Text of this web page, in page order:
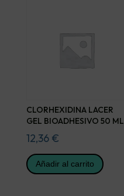
CLORHEXIDINA LACER
GEL BIOADHESIVO 50 ML
12,36 €
Añadir al carrito